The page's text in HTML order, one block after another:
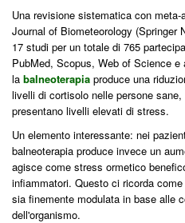
Una revisione sistematica con
Journal of Biometeorology (Springer
17 studi per un totale di 765
PubMed, Scopus, Web of Science
la balneoterapia produce una
livelli di cortisolo nelle persone
presentano livelli elevati di stress.
Un elemento interessante: nei
balneoterapia produce invece un
agisce come stress ormetico
infiammatori. Questo ci ricorda
sia finemente modulata in base alle
dell'organismo.